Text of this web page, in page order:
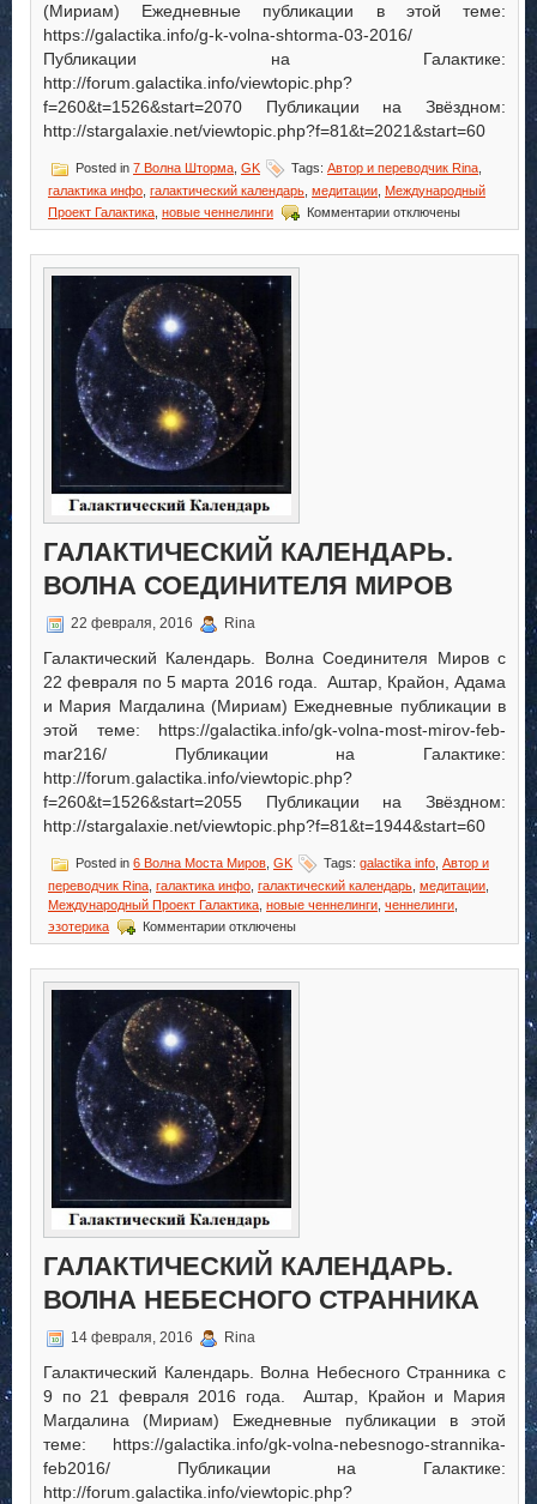
(Мириам) Ежедневные публикации в этой теме:
https://galactika.info/g-k-volna-shtorma-03-2016/
Публикации на Галактике:
http://forum.galactika.info/viewtopic.php?
f=260&t=1526&start=2070 Публикации на Звёздном:
http://stargalaxie.net/viewtopic.php?f=81&t=2021&start=60
Posted in 7 Волна Шторма GK Tags: Автор и переводчик Rina
галактика инфо галактический календарь медитации Международный
Проект Галактика новые ченнелинги Комментариик
записи
отключены
ГАЛАКТИЧЕСКИЙ КАЛЕНДАРЬ.
ВОЛНА СОЕДИНИТЕЛЯ МИРОВ
22 февраля, 2016 Rina
Галактический Календарь. Волна Соединителя Миров с
22 февраля по 5 марта 2016 года. Аштар, Крайон, Адама
и Мария Магдалина (Мириам) Ежедневные публикации в
этой теме: https://galactika.info/gk-volna-most-mirov-feb-
mar216/ Публикации на Галактике:
http://forum.galactika.info/viewtopic.php?
f=260&t=1526&start=2055 Публикации на Звёздном:
http://stargalaxie.net/viewtopic.php?f=81&t=1944&start=60
Posted in 6 Волна Моста Миров GK Tags: galactika info Автор и
переводчик Rina галактика инфо галактический календарь медитации
Международный Проект Галактика новые ченнелинги ченнелинги
эзотерика
Комментариик
записи
Календарь.
Волна
Соединителя
Миров
отключены
ГАЛАКТИЧЕСКИЙ КАЛЕНДАРЬ.
ВОЛНА НЕБЕСНОГО СТРАННИКА
14 февраля, 2016 Rina
Галактический Календарь. Волна Небесного Странника с
9 по 21 февраля 2016 года. Аштар, Крайон и Мария
Магдалина (Мириам) Ежедневные публикации в этой
теме: https://galactika.info/gk-volna-nebesnogo-strannika-
feb2016/ Публикации на Галактике:
http://forum.galactika.info/viewtopic.php?